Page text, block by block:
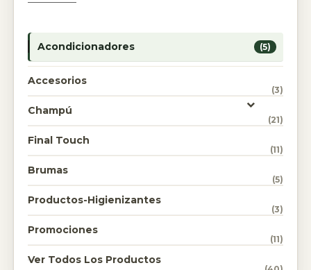
Acondicionadores (5)
Accesorios
(3)
Champú
(21)
Final Touch
(11)
Brumas
(5)
Productos-Higienizantes
(3)
Promociones
(11)
Ver Todos Los Productos